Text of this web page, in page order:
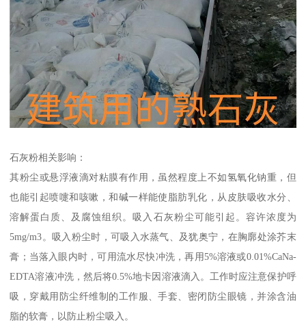
石灰粉相关影响：
其粉尘或悬浮液滴对粘膜有作用，虽然程度上不如氢氧化钠重，但
也能引起喷嚏和咳嗽，和碱一样能使脂肪乳化，从皮肤吸收水分、
溶解蛋白质、及腐蚀组织。吸入石灰粉尘可能引起。容许浓度为
5mg/m3。吸入粉尘时，可吸入水蒸气、及犹奥宁，在胸廓处涂芥末
膏；当落入眼内时，可用流水尽快冲洗，再用5%溶液或0.01%CaNa-
EDTA溶液冲洗，然后将0.5%地卡因溶液滴入。工作时应注意保护呼
吸，穿戴用防尘纤维制的工作服、手套、密闭防尘眼镜，并涂含油
脂的软膏，以防止粉尘吸入。